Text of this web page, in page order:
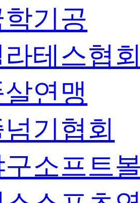
학기공
라테스협
연맹
넘기협회
구소프트